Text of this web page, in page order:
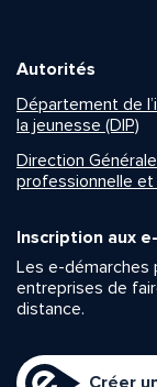
Autorités
Département de
la jeunesse (DIP)
Direction
professionnelle et
Inscription aux
Les e-démarches
entreprises de
distance.
Créer